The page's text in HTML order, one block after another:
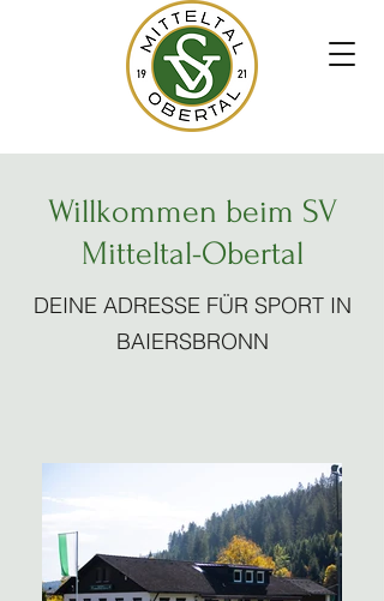
Willkommen beim SV
Mitteltal-Obertal
DEINE ADRESSE FÜR SPORT IN
BAIERSBRONN